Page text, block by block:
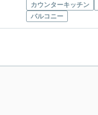
カウンターキッチン
バルコニー